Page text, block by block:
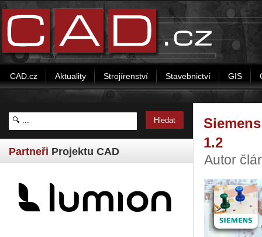
CAD.cz Aktuality Strojírenství Stavebnictví GIS
Partneři Projektu CAD
1.2
Autor